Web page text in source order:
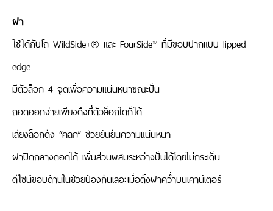
ฝา
ใช้ได้กับโถ WildSide+® และ FourSide™ ที่มีขอบปากแบบ lipped
edge
มีตัวล็อก 4 จุดเพื่อความแน่นหนาขณะปั่น
ถอดออกง่ายเพียงดึงที่ตัวล็อกใดก็ได้
เสียงล็อกดัง “คลิก” ช่วยยืนยันความแน่นหนา
ฝาปิดกลางถอดได้ เพิ่มส่วนผสมระหว่างปั่นได้โดยไม่กระเด็น
ดีไซน์ขอบด้านในช่วยป้องกันเลอะเมื่อตั้งฝาคว่ำบนเคาน์เตอร์